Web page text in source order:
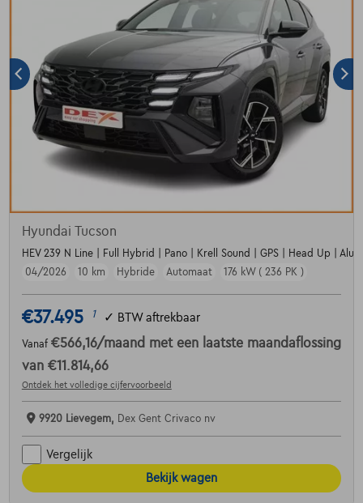
Hyundai Tucson
HEV 239 N Line | Full Hybrid | Pano | Krell Sound | GPS | Head Up |
04/2026
10 km Hybride Automaat 176 kW ( 236 PK )
€37.495 1 ✓ BTW aftrekbaar
Vanaf €566,16/maand met een laatste maandaflossing
van €11.814,66
Ontdek het volledige cijfervoorbeeld
9920 Lievegem, Dex Gent Crivaco nv
Vergelijk
Bekijk wagen